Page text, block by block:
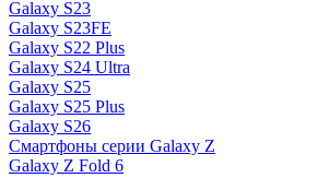
Galaxy S23
Galaxy S23FE
Galaxy S22 Plus
Galaxy S24 Ultra
Galaxy S25
Galaxy S25 Plus
Galaxy S26
Смартфоны серии Galaxy Z
Galaxy Z Fold 6